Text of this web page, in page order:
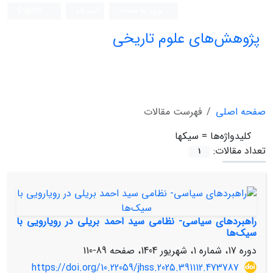
پژوهش‌های علوم تاریخی
صفحه اصلی
فهرست مقالات
کلیدواژه‌ها = سیک‎ها
تعداد مقالات:
1
راهبردهای سیاسی- نظامی سید احمد بریلی در رویارویی با
سیک‌ها
دوره 17، شماره 1، شهریور 1404، صفحه
89-110
https://doi.org/10.22059/jhss.2025.391112.473787